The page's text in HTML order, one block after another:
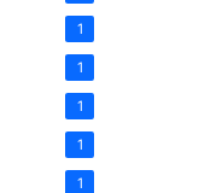
1
1
1
1
1